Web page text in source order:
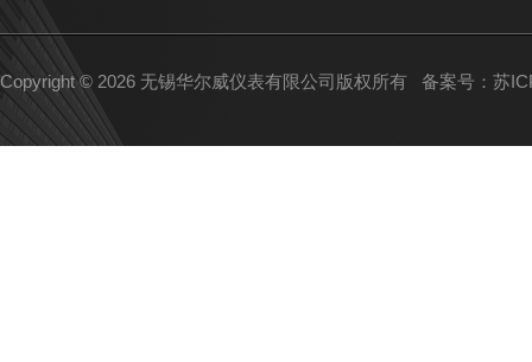
Copyright © 2026 无锡华尔威仪表有限公司版权所有 备案号：苏